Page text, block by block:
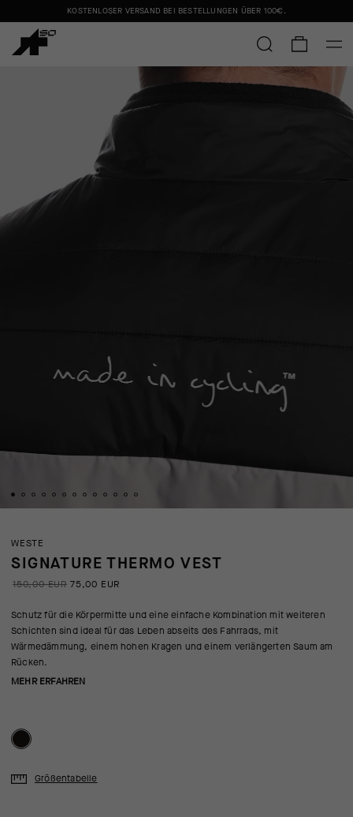
KOSTENLOSER VERSAND BEI BESTELLUNGEN ÜBER 100€ .
WESTE
SIGNATURE THERMO VEST
150,00 EUR 75,00 EUR
Schutz für die Körpermitte und eine einfache Kombination mit weiteren
Schichten sind ideal für das Leben abseits des Fahrrads, mit
Wärmedämmung, einem hohen Kragen und einem verlängerten Saum am
Rücken.
MEHR ERFAHREN
Größentabelle